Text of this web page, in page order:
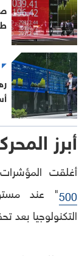
أبرز
أغلقت
500" عند
التكنولوجيا